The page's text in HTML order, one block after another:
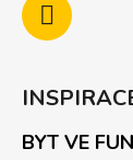
BYT VE